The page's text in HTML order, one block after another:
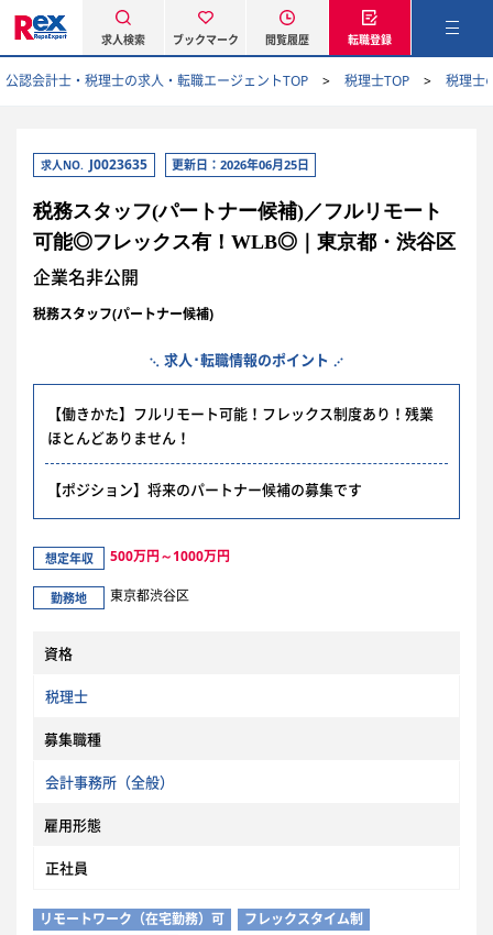
求人検索 ブックマーク 閲覧履歴 転職登録
公認会計士・税理士の求人・転職エージェントTOP 税理士TOP 税理士
求人NO. J0023635 更新日：2026年06月25日
税務スタッフ(パートナー候補)／フルリモート
可能◎フレックス有！WLB◎｜東京都・渋谷区
企業名非公開
税務スタッフ(パートナー候補)
求人･転職情報のポイント
【働きかた】フルリモート可能！フレックス制度あり！残業
ほとんどありません！
【ポジション】将来のパートナー候補の募集です
想定年収 500万円～1000万円
勤務地 東京都渋谷区
資格
税理士
募集職種
会計事務所（全般）
雇用形態
正社員
リモートワーク（在宅勤務）可
フレックスタイム制